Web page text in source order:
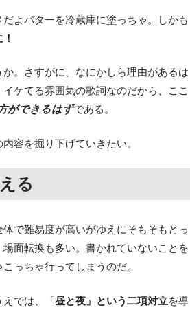
よバターを冷蔵庫に塗っちゃ。しかも
。さすがに、なにかしら理由があるは
ケてる雰囲気の歌詞なのだから、ここ
ができるはずである。
容を掘り下げていきたい。
る
で難易度が高いがゆえにそもそもとっ
面転換も多い。書かれていないことを
っちゃ行ってしまうのだ。
では、 「昼と夜」という二項対立を導